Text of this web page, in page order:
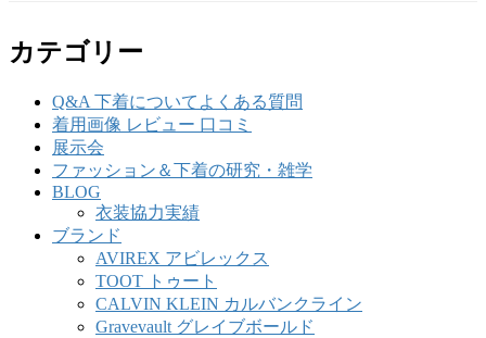
カテゴリー
Q&A 下着についてよくある質問
着用画像 レビュー 口コミ
展示会
ファッション＆下着の研究・雑学
BLOG
衣装協力実績
ブランド
AVIREX アビレックス
TOOT トゥート
CALVIN KLEIN カルバンクライン
Gravevault グレイブボールド